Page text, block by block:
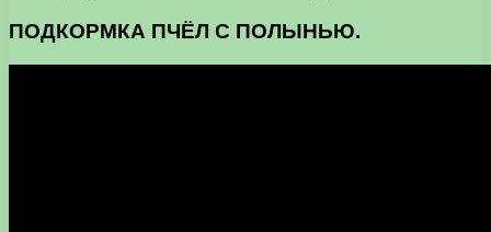
ПОДКОРМКА ПЧЁЛ С ПОЛЫНЬЮ.